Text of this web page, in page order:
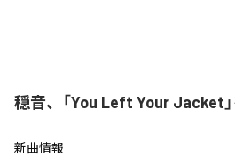
穏音、「You Left Your Jacket
新曲情報